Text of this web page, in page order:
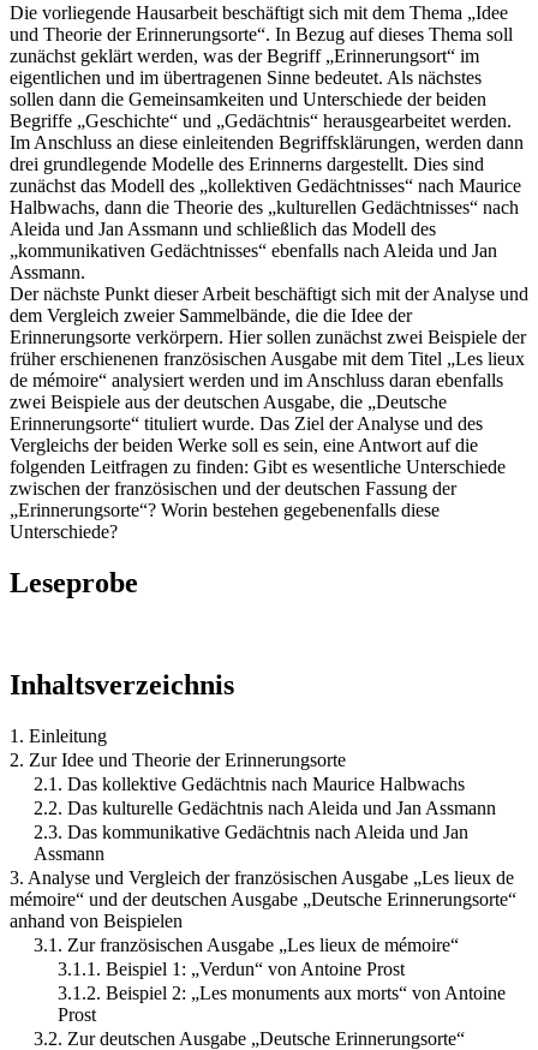
Die vorliegende Hausarbeit beschäftigt sich mit dem Thema „Idee
und Theorie der Erinnerungsorte“. In Bezug auf dieses Thema soll
zunächst geklärt werden, was der Begriff „Erinnerungsort“ im
eigentlichen und im übertragenen Sinne bedeutet. Als nächstes
sollen dann die Gemeinsamkeiten und Unterschiede der beiden
Begriffe „Geschichte“ und „Gedächtnis“ herausgearbeitet werden.
Im Anschluss an diese einleitenden Begriffsklärungen, werden dann
drei grundlegende Modelle des Erinnerns dargestellt. Dies sind
zunächst das Modell des „kollektiven Gedächtnisses“ nach Maurice
Halbwachs, dann die Theorie des „kulturellen Gedächtnisses“ nach
Aleida und Jan Assmann und schließlich das Modell des
„kommunikativen Gedächtnisses“ ebenfalls nach Aleida und Jan
Assmann.
Der nächste Punkt dieser Arbeit beschäftigt sich mit der Analyse und
dem Vergleich zweier Sammelbände, die die Idee der
Erinnerungsorte verkörpern. Hier sollen zunächst zwei Beispiele der
früher erschienenen französischen Ausgabe mit dem Titel „Les lieux
de mémoire“ analysiert werden und im Anschluss daran ebenfalls
zwei Beispiele aus der deutschen Ausgabe, die „Deutsche
Erinnerungsorte“ tituliert wurde. Das Ziel der Analyse und des
Vergleichs der beiden Werke soll es sein, eine Antwort auf die
folgenden Leitfragen zu finden: Gibt es wesentliche Unterschiede
zwischen der französischen und der deutschen Fassung der
„Erinnerungsorte“? Worin bestehen gegebenenfalls diese
Unterschiede?
Leseprobe
Inhaltsverzeichnis
1. Einleitung
2. Zur Idee und Theorie der Erinnerungsorte
2.1. Das kollektive Gedächtnis nach Maurice Halbwachs
2.2. Das kulturelle Gedächtnis nach Aleida und Jan Assmann
2.3. Das kommunikative Gedächtnis nach Aleida und Jan
Assmann
3. Analyse und Vergleich der französischen Ausgabe „Les lieux de
mémoire“ und der deutschen Ausgabe „Deutsche Erinnerungsorte“
anhand von Beispielen
3.1. Zur französischen Ausgabe „Les lieux de mémoire“
3.1.1. Beispiel 1: „Verdun“ von Antoine Prost
3.1.2. Beispiel 2: „Les monuments aux morts“ von Antoine
Prost
3.2. Zur deutschen Ausgabe „Deutsche Erinnerungsorte“